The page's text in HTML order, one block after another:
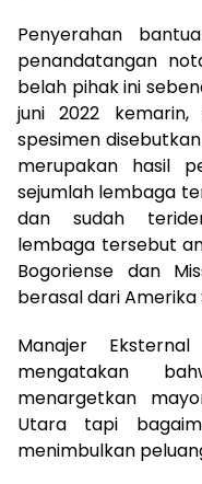
Penyerahan
penandatangan
belah pihak ini
juni 2022 kemarin,
spesimen
merupakan hasil
sejumlah lembaga
dan sudah
lembaga tersebut
Bogoriense dan
berasal dari Amerika
Manajer
mengatakan
menargetkan
Utara tapi
menimbulkan